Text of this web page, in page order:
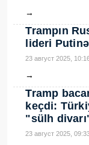
→
Trampın
lideri
23 август 2025,
→
Tramp
keçdi:
"sülh
23 август 2025,